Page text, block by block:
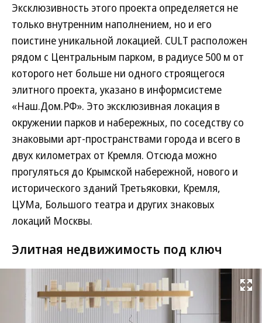
Эксклюзивность этого проекта определяется не
только внутренним наполнением, но и его
поистине уникальной локацией. CULT расположен
рядом с Центральным парком, в радиусе 500 м от
которого нет больше ни одного строящегося
элитного проекта, указано в информсистеме
«Наш.Дом.РФ». Это эксклюзивная локация в
окружении парков и набережных, по соседству со
знаковыми арт-пространствами города и всего в
двух километрах от Кремля. Отсюда можно
прогуляться до Крымской набережной, нового и
исторического зданий Третьяковки, Кремля,
ЦУМа, Большого театра и других знаковых
локаций Москвы.
Элитная недвижимость под ключ
Развернуть